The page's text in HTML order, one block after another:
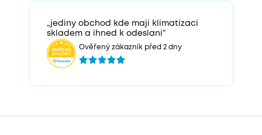
„jediny obchod kde maji klimatizaci
skladem a ihned k odeslani“
Ověřený zákazník před 2 dny